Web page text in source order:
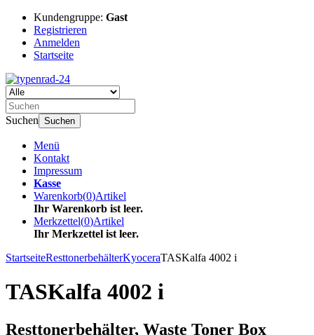
Kundengruppe: Gast
Registrieren
Anmelden
Startseite
Suchen Suchen
Menü
Kontakt
Impressum
Kasse
Warenkorb(0)Artikel
Ihr Warenkorb ist leer.
Merkzettel(0)Artikel
Ihr Merkzettel ist leer.
StartseiteResttonerbehälterKyoceraTASKalfa 4002 i
TASKalfa 4002 i
Resttonerbehälter, Waste Toner Box